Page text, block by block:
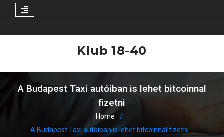
Klub 18-40
A Budapest Taxi autóiban is lehet bitcoinnal
fizetni
Home
A Budapest Taxi autóiban is lehet bitcoinnal fizetni